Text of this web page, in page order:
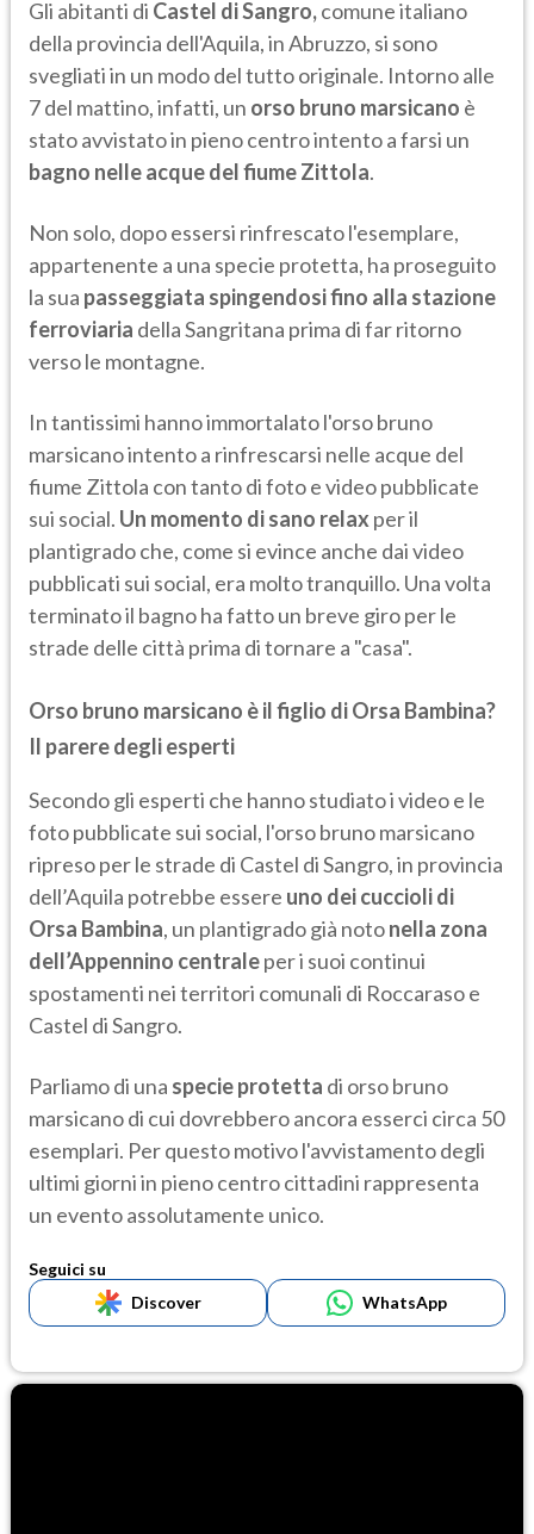
Gli abitanti di Castel di Sangro,comune italiano
della provincia dell'Aquila, in Abruzzo, si sono
svegliati in un modo del tutto originale. Intorno alle
7 del mattino, infatti, un orso bruno marsicano è
stato avvistato in pieno centro intento a farsi un
bagno nelle acque del fiume Zittola.
Non solo, dopo essersi rinfrescato l'esemplare,
appartenente a una specie protetta, ha proseguito
la sua passeggiata spingendosi fino alla stazione
ferroviaria della Sangritana prima di far ritorno
verso le montagne.
In tantissimi hanno immortalato l'orso bruno
marsicano intento a rinfrescarsi nelle acque del
fiume Zittola con tanto di foto e video pubblicate
sui social. Un momento di sano relax per il
plantigrado che, come si evince anche dai video
pubblicati sui social, era molto tranquillo. Una volta
terminato il bagno ha fatto un breve giro per le
strade delle città prima di tornare a "casa".
Orso bruno marsicano è il figlio di Orsa Bambina?
Il parere degli esperti
Secondo gli esperti che hanno studiato i video e le
foto pubblicate sui social, l'orso bruno marsicano
ripreso per le strade di Castel di Sangro, in provincia
dell’Aquila potrebbe essere uno dei cuccioli di
Orsa Bambina, un plantigrado già notonella zona
dell’Appennino centraleper i suoi continui
spostamenti nei territori comunali di Roccaraso e
Castel di Sangro.
Parliamo di una specie protetta di orso bruno
marsicano di cui dovrebbero ancora esserci circa 50
esemplari. Per questo motivo l'avvistamento degli
ultimi giorni in pieno centro cittadini rappresenta
un evento assolutamente unico.
Seguici su
Discover
WhatsApp